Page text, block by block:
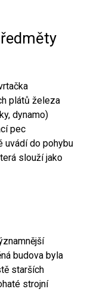
plátů železa
dynamo)
pec
uvádí do pohybu
slouží jako
budova byla
starších
strojní